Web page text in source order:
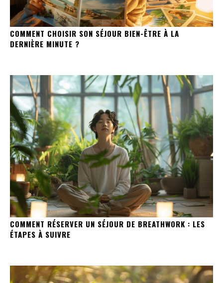
COMMENT CHOISIR SON SÉJOUR BIEN-ÊTRE À LA
DERNIÈRE MINUTE ?
COMMENT RÉSERVER UN SÉJOUR DE BREATHWORK : LES
ÉTAPES À SUIVRE